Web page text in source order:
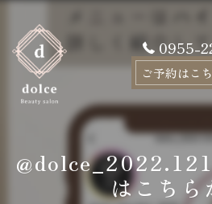
0955-
ご予約はこ
はこちら